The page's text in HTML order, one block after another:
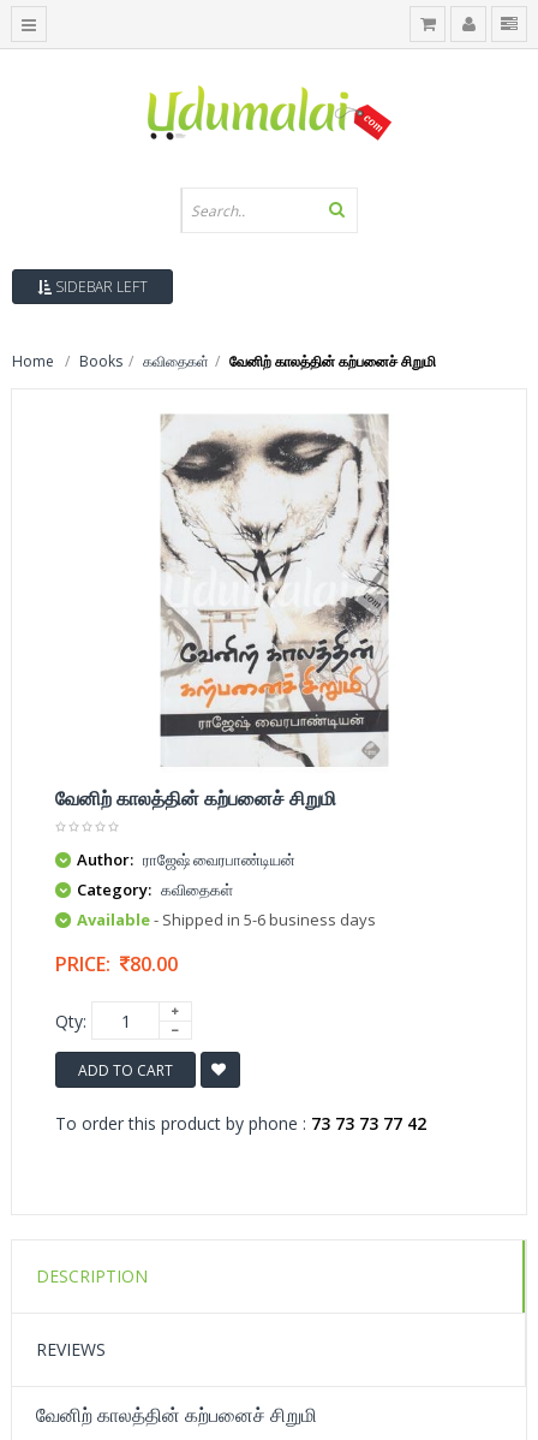
SIDEBAR LEFT
Home Books கவிதைகள் வேனிற் காலத்தின் கற்பனைச் சிறுமி
வேனிற் காலத்தின் கற்பனைச் சிறுமி
Author: ராஜேஷ் வைரபாண்டியன்
Category: கவிதைகள்
Available- Shipped in 5-6 business days
PRICE: 80.00
Qty:
ADD TO CART
To order this product by phone : 73 73 73 77 42
DESCRIPTION
REVIEWS
வேனிற் காலத்தின் கற்பனைச் சிறுமி